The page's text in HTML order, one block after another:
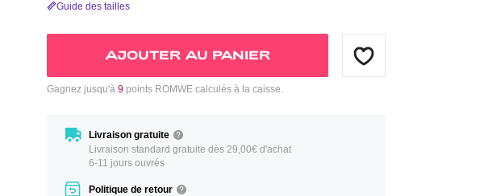
Guide des tailles
AJOUTER AU PANIER
Gagnez jusqu'à 9 points ROMWE calculés à la caisse.
Livraison gratuite
Livraison standard gratuite dès 29,00€ d'achat
6-11 jours ouvrés
Politique de retour